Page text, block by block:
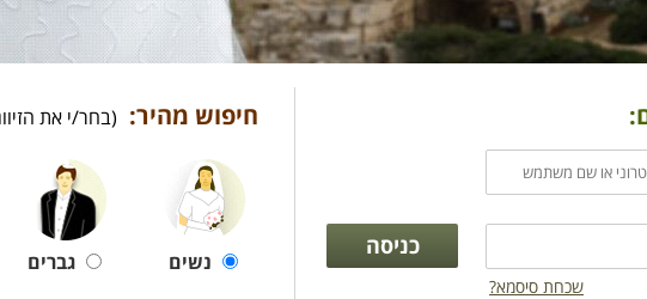
שכחת סיסמא?
חיפוש מהיר: (בחר/י את
נשים גברים